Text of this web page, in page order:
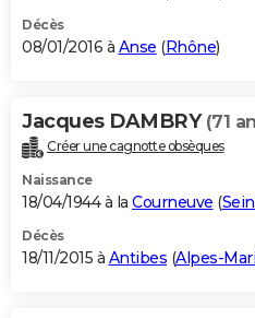
Décès
08/01/2016 à Anse (Rhône)
Jacques DAMBRY (71
Créer une cagnotte obsèques
Naissance
18/04/1944 à la Courneuve (
Décès
18/11/2015 à Antibes (Alpes-